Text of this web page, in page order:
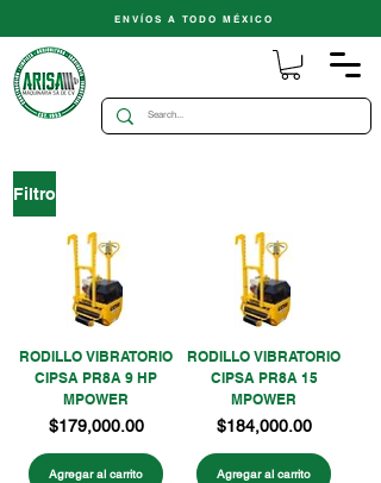
ENVÍOS A TODO MÉXICO
Filtro
RODILLO VIBRATORIO
CIPSA PR8A 9 HP
MPOWER
Precio
$179,000.00
Agregar al carrito
RODILLO VIBRATORIO
CIPSA PR8A 15
MPOWER
Precio
$184,000.00
Agregar al carrito